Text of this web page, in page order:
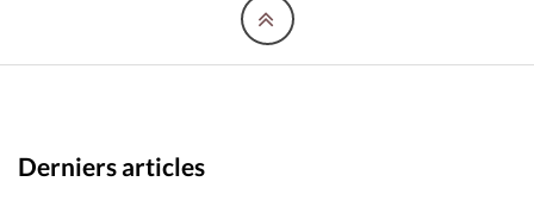
Derniers articles